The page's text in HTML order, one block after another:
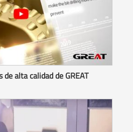
alta calidad de GREAT